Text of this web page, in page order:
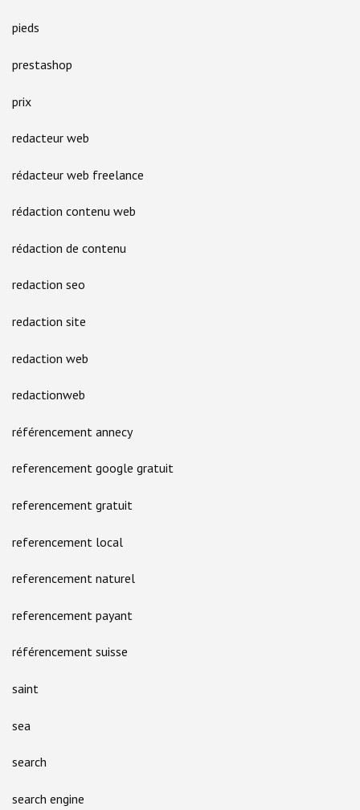
pieds
prestashop
prix
redacteur web
rédacteur web freelance
rédaction contenu web
rédaction de contenu
redaction seo
redaction site
redaction web
redactionweb
référencement annecy
referencement google gratuit
referencement gratuit
referencement local
referencement naturel
referencement payant
référencement suisse
saint
sea
search
search engine